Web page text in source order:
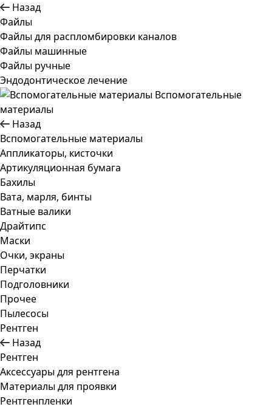
Назад
Файлы
Файлы для распломбировки каналов
Файлы машинные
Файлы ручные
Эндодонтическое лечение
Вспомогательные
материалы
Назад
Вспомогательные материалы
Аппликаторы, кисточки
Артикуляционная бумага
Бахилы
Вата, марля, бинты
Ватные валики
Драйтипс
Маски
Очки, экраны
Перчатки
Подголовники
Прочее
Пылесосы
Рентген
Назад
Рентген
Аксессуары для рентгена
Материалы для проявки
Рентгенпленки